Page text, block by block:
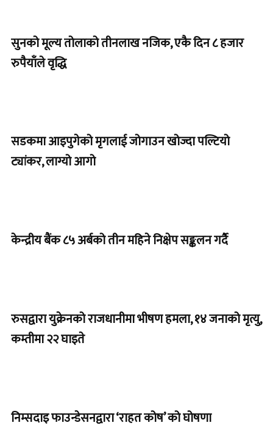
सुनको मूल्य तोलाको तीनलाख नजिक, एकै दिन ८ हजार
रुपैयाँले वृद्धि
सडकमा आइपुगेको मृगलाई जोगाउन खोज्दा पल्टियो
ट्यांकर, लाग्यो आगो
केन्द्रीय बैंक ८५ अर्बको तीन महिने निक्षेप सङ्कलन गर्दै
रुसद्वारा युक्रेनको राजधानीमा भीषण हमला, १४ जनाको मृत्यु,
कम्तीमा २२ घाइते
निम्सदाइ फाउन्डेसनद्वारा ‘राहत कोष’ को घोषणा